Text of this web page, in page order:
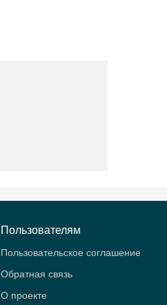
Пользователям
Пользовательское соглашение
Обратная связь
О проекте